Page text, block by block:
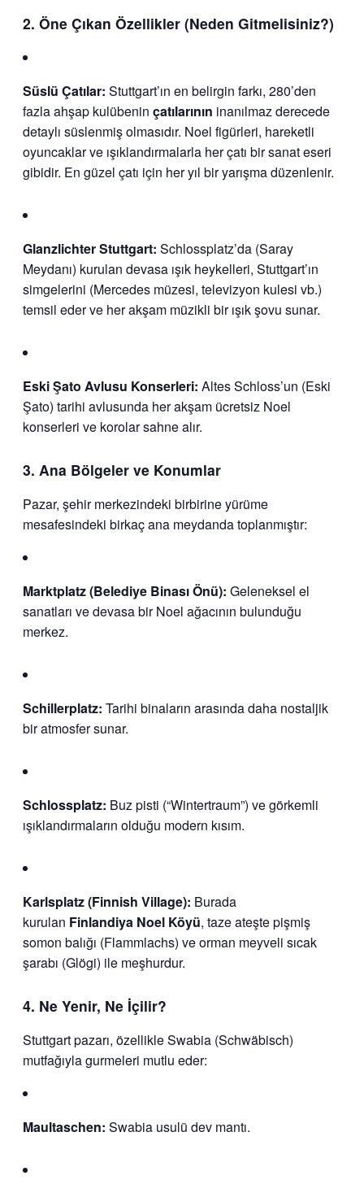
2. Öne Çıkan Özellikler (Neden Gitmelisiniz?)
Süslü Çatılar: Stuttgart’ın en belirgin farkı, 280’den
fazla ahşap kulübenin çatılarının inanılmaz derecede
detaylı süslenmiş olmasıdır. Noel figürleri, hareketli
oyuncaklar ve ışıklandırmalarla her çatı bir sanat eseri
gibidir. En güzel çatı için her yıl bir yarışma düzenlenir.
Glanzlichter Stuttgart: Schlossplatz’da (Saray
Meydanı) kurulan devasa ışık heykelleri, Stuttgart’ın
simgelerini (Mercedes müzesi, televizyon kulesi vb.)
temsil eder ve her akşam müzikli bir ışık şovu sunar.
Eski Şato Avlusu Konserleri: Altes Schloss’un (Eski
Şato) tarihi avlusunda her akşam ücretsiz Noel
konserleri ve korolar sahne alır.
3. Ana Bölgeler ve Konumlar
Pazar, şehir merkezindeki birbirine yürüme
mesafesindeki birkaç ana meydanda toplanmıştır:
Marktplatz (Belediye Binası Önü): Geleneksel el
sanatları ve devasa bir Noel ağacının bulunduğu
merkez.
Schillerplatz: Tarihi binaların arasında daha nostaljik
bir atmosfer sunar.
Schlossplatz: Buz pisti (“Wintertraum”) ve görkemli
ışıklandırmaların olduğu modern kısım.
Karlsplatz (Finnish Village): Burada
kurulan Finlandiya Noel Köyü, taze ateşte pişmiş
somon balığı (Flammlachs) ve orman meyveli sıcak
şarabı (Glögi) ile meşhurdur.
4. Ne Yenir, Ne İçilir?
Stuttgart pazarı, özellikle Swabia (Schwäbisch)
mutfağıyla gurmeleri mutlu eder:
Maultaschen: Swabia usulü dev mantı.